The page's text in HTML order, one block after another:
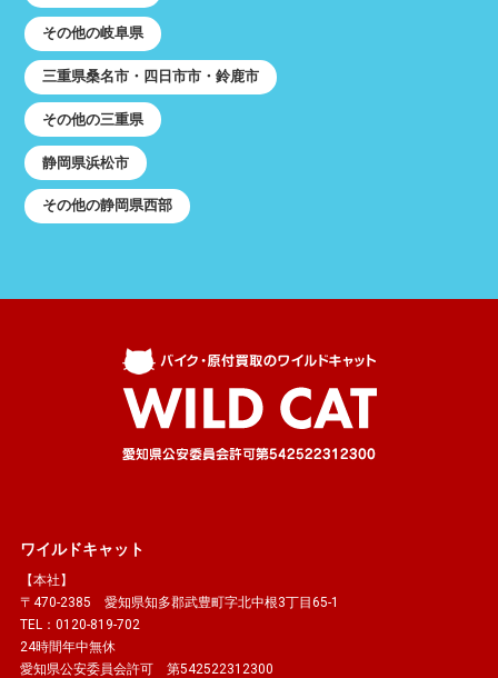
その他の岐阜県
三重県桑名市・四日市市・鈴鹿市
その他の三重県
静岡県浜松市
その他の静岡県西部
ワイルドキャット
【本社】
〒470-2385 愛知県知多郡武豊町字北中根3丁目65-1
TEL：0120-819-702
24時間年中無休
愛知県公安委員会許可 第542522312300